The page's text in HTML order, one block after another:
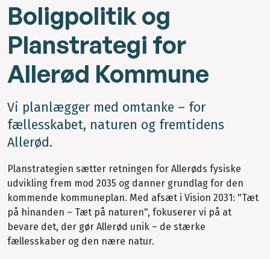
Boligpolitik og
Planstrategi for
Allerød Kommune
Vi planlægger med omtanke – for
fællesskabet, naturen og fremtidens
Allerød.
Planstrategien sætter retningen for Allerøds fysiske
udvikling frem mod 2035 og danner grundlag for den
kommende kommuneplan. Med afsæt i Vision 2031: "Tæt
på hinanden – Tæt på naturen", fokuserer vi på at
bevare det, der gør Allerød unik – de stærke
fællesskaber og den nære natur.